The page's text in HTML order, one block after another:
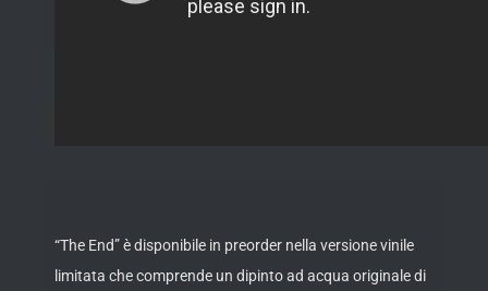
“The End” è disponibile in preorder nella versione vinile
limitata che comprende un dipinto ad acqua originale di